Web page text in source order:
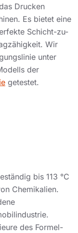
Drucken
Es bietet eine
Schicht-zu-
Wir
unter
der
getestet.
bis 113 °C
Chemikalien.
des Formel-